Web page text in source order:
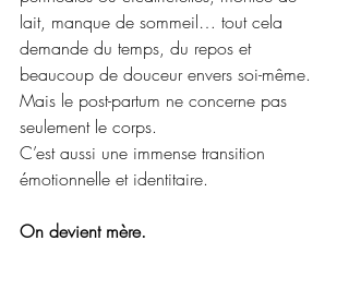
lait, manque de sommeil… tout cela
demande du temps, du repos et
beaucoup de douceur envers soi-même.
Mais le post-partum ne concerne pas
seulement le corps.
C’est aussi une immense transition
émotionnelle et identitaire.
On devient mère.